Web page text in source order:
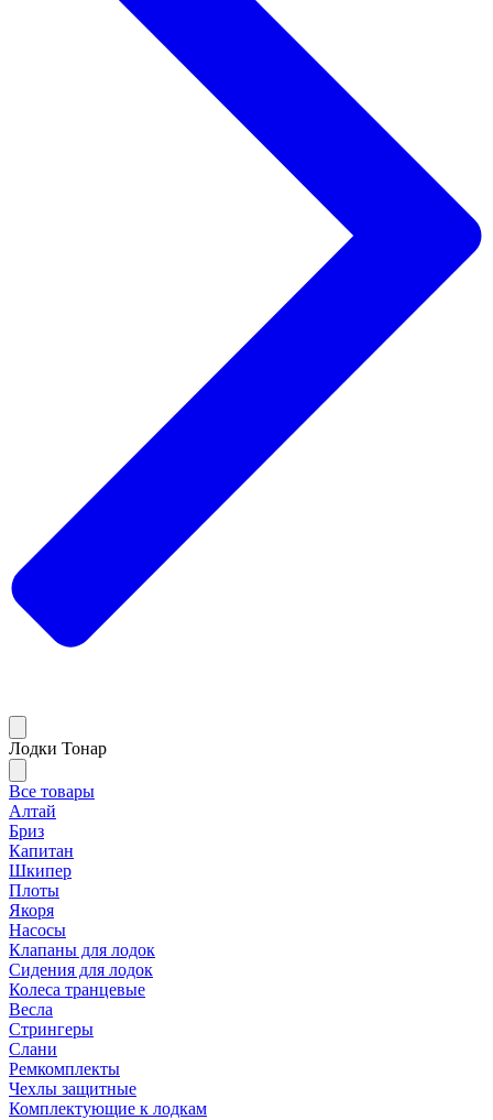
Лодки Тонар
Все товары
Алтай
Бриз
Капитан
Шкипер
Плоты
Якоря
Насосы
Клапаны для лодок
Сидения для лодок
Колеса транцевые
Весла
Стрингеры
Слани
Ремкомплекты
Чехлы защитные
Комплектующие к лодкам